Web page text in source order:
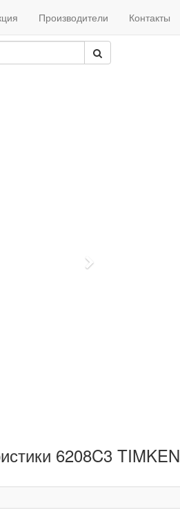
Производители Контакты
Next
6208C3 TIMKEN